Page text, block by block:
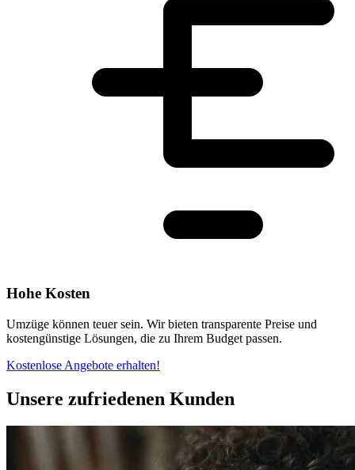
Hohe Kosten
Umzüge können teuer sein. Wir bieten transparente Preise und
kostengünstige Lösungen, die zu Ihrem Budget passen.
Kostenlose Angebote erhalten!
Unsere zufriedenen Kunden